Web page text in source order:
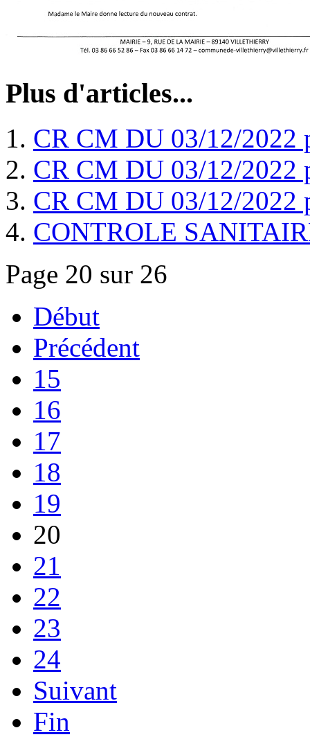
Plus d'articles...
CR CM DU 03/12/2022
CR CM DU 03/12/2022
CR CM DU 03/12/2022
CONTROLE
Page 20 sur 26
Début
Précédent
15
16
17
18
19
20
21
22
23
24
Suivant
Fin